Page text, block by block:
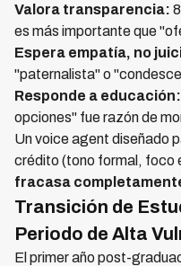
Valora transparencia:
es más importante que
Espera empatía, no
"paternalista" o
Responde a educación:
opciones" fue razón de
Un voice agent diseñado
crédito (tono formal, foco
fracasa
Transición de
Periodo de Alta
El primer año post-